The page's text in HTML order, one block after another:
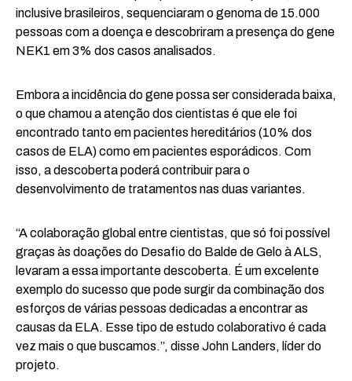
inclusive brasileiros, sequenciaram o genoma de 15.000
pessoas com a doença e descobriram a presença do gene
NEK1 em 3% dos casos analisados.
Embora a incidência do gene possa ser considerada baixa,
o que chamou a atenção dos cientistas é que ele foi
encontrado tanto em pacientes hereditários (10% dos
casos de ELA) como em pacientes esporádicos. Com
isso, a descoberta poderá contribuir para o
desenvolvimento de tratamentos nas duas variantes.
“A colaboração global entre cientistas, que só foi possível
graças às doações do Desafio do Balde de Gelo à ALS,
levaram a essa importante descoberta. É um excelente
exemplo do sucesso que pode surgir da combinação dos
esforços de várias pessoas dedicadas a encontrar as
causas da ELA. Esse tipo de estudo colaborativo é cada
vez mais o que buscamos.”, disse John Landers, líder do
projeto.